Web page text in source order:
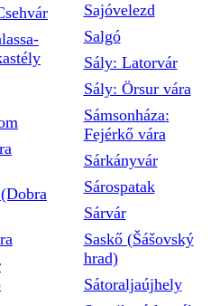
Sajóvelezd
Salgó
Sály: Latorvár
Sály: Örsur vára
Sámsonháza:
Fejérkő vára
Sárkányvár
Sárospatak
Sárvár
Saskő (Šášovský
hrad)
Sátoraljaújhely